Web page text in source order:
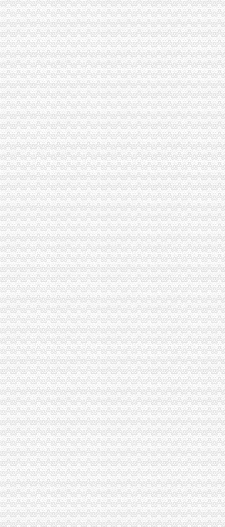
重庆财税_专业的财务、税收实务网站-亿企赢财税资讯
国家税务总局2015年持续加“规范税务”建设_部门新闻_新闻_中国
重庆沙坪坝门户网
【重庆财务/审计/税务招聘_新重庆财务/审计/税务招聘信息】-前程无忧
重庆市国家税务局关于纳税人2015年度关联申报等事项的提示-中国会
重庆代理记账、工商注册代理、重庆微型企业、商标注册、税务评估
【重庆亿源财税融资咨询代办营业执照营业哪家比较好】价格,厂家,
于老师,03月24日重庆税务筹划培训-中华品牌管理网
重庆市江津区地税局着力造办税服务“轻体验”-新华网
重庆地区代理工商注册、变更、代理记账、税务咨询可提供地
重庆地税：积推行“互联网+税务”提升服务质效-长江经济网
重庆市地方税务局、重庆市国土资源和房屋管理局<BR>关于暂停办理
重庆商裕工商咨询有限公司|工商咨询|代帐咨询|做账报税|税务代办|代
：：重庆市潼南区公众信息网：：-国税局
会计代理记帐、财税咨询、税务代理-重庆便民网
【江门注销税务注销公司企业停止运营不注销后果严重】-鹤山沙坪易
重庆江北区工商代办重庆沙坪坝区工商代办【渝盾】_其他加盟-中国
重庆国税关于金税三期工程上线办理有关涉税事项的公告_地方规-
重庆高档住宅土地增值税预征率上调至2%_东方财富网
重庆财税_专业的财务、税收实务网站-亿企赢财税资讯
重庆市国家税务局、重庆市地方税务局、重庆市工商管理局转发国
有重庆的朋友吗？你在天津过的还好吗？（转载）_天津_天涯论坛_天
重庆注册税务招聘_重庆注册税务招聘信息_智联重庆招聘网_找工作求
《重庆市国税小规模申报》_优秀范文十篇
重庆招聘税务专员_重庆弘昇管道有限公司招聘-汇博网
重庆税务登记证挂失电话-沙坪坝沙坪坝广告媒-重庆58同城
【税收管理】重庆市地方税务局关于印发《“三证合一、一照一码”
重庆地税的微博
重庆税务策划招聘_重庆税务策划招聘信息_智联重庆招聘网_找工作求
重庆沙坪坝门户网
重庆国税网上申报系统：
重庆营业执照代办【工商代办免费咨询】重庆益尚利财务管理有限公司
重庆财税公司-重庆亿源公司_重庆亿源_重庆市亿源财税咨询公司_重庆
代理记账|税务代理与咨询-重庆君立企业管理咨询有限公司
重庆高档住宅土地增值税预征率上调至2%_网易北京房产频道
重庆代理各项纳税申报-商务服务-久久信息网
【代理记帐、办理工商税务相关事宜等】厂家,价格,图片_重庆正青
重庆代理记账如何办理税务登记变更_搜狐其它_搜狐网
国务制办公室地方规章重庆市税收征管保障办
重庆财务会计-税务招聘-新百胜餐饮（武汉）有限公司招聘信息_重庆
以增经济发展动力为遵循重庆市国税局扎实推进税收改革-新华网
重庆高档住宅土地增值税预征率上调至2%_国内新闻_烟台房产网_买
重庆市税收征管保障办-重庆农业农村信息网
重庆市旭鑫工商税务咨询有限公司-百姓网
重庆亿源财税
“营改增”政策深度解析与操作实务专题李老师,04月16日重庆税
立信税务师事务所有限公司重庆分公司
重庆发票新规定,税务金四期上线！-企业税收优惠政策-重庆市黔江